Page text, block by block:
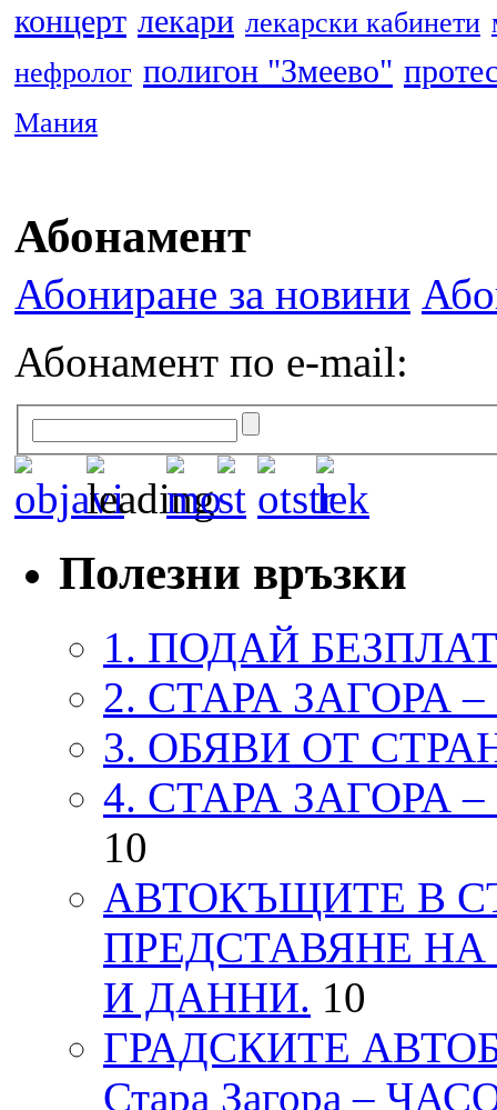
концерт лекари лекарски кабинети
нефролог полигон "Змеево"
Мания
Абонамент
Абониране за новини
Абонамент по e-mail:
Полезни връзки
1. ПОДАЙ
2. СТАРА ЗАГОРА
3. ОБЯВИ ОТ
4. СТАРА ЗАГОРА
10
АВТОКЪЩИТЕ В
ПРЕДСТАВЯНЕ
И ДАННИ. 10
ГРАДСКИТЕ
Стара Загора –